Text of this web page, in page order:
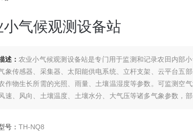
小气候观测设备站
述： 农业小气候观测设备站是专门用于监测和记录农田内部
象传感器、采集器、太阳能供电系统、立杆支架、云平台五
作物生长所需的光照、雨量、土壤温湿度等参数。可监测空
速、风向、土壤温度、土壤水分、大气压等诸多气象参数，部
号： TH-NQ8